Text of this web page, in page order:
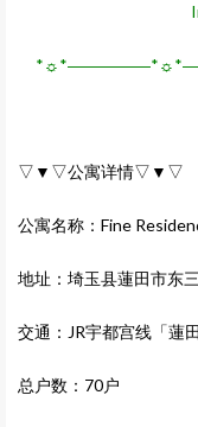
▽▼▽公寓详情▽▼▽
公寓名称：Fine
地址：埼玉县蓮田市东
交通：JR宇都宫线「蓮
总户数：70户